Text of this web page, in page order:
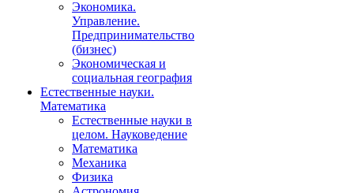
Экономика.
Управление.
Предпринимательство
(бизнес)
Экономическая и
социальная география
Естественные науки.
Математика
Естественные науки в
целом. Науковедение
Математика
Механика
Физика